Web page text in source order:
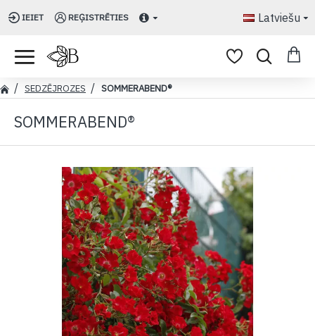
IEIET REĢISTRĒTIES Latviešu
SEDZĒJROZES SOMMERABEND®
SOMMERABEND®